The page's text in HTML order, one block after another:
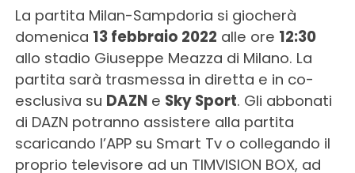
La partita Milan-Sampdoria si giocherà
domenica 13 febbraio 2022 alle ore 12:30
allo stadio Giuseppe Meazza di Milano. La
partita sarà trasmessa in diretta e in co-
esclusiva su DAZNe Sky Sport. Gli abbonati
di DAZN potranno assistere alla partita
scaricando l’APP su Smart Tv o collegando il
proprio televisore ad un TIMVISION BOX, ad